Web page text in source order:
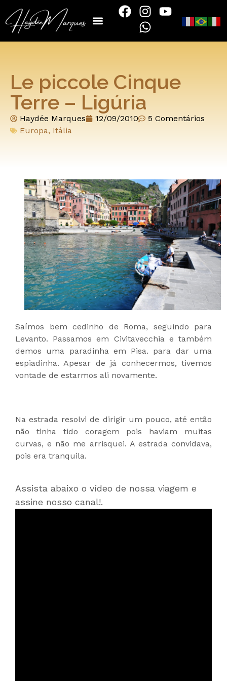
Le piccole Cinque
Terre – Ligúria
Haydée Marques 12/09/2010
5 Comentários
Europa, Itália
Saímos bem cedinho de Roma, seguindo para
Levanto. Passamos em Civitavecchia e também
demos uma paradinha em Pisa. para dar uma
espiadinha. Apesar de já conhecermos, tivemos
vontade de estarmos ali novamente.
Na estrada resolvi de dirigir um pouco, até então
não tinha tido coragem pois haviam muitas
curvas, e não me arrisquei. A estrada convidava,
pois era tranquila.
Assista abaixo o vídeo de nossa viagem e
assine nosso canal!.